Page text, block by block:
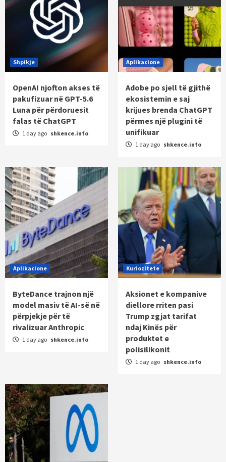
Shpikje
OpenAI njofton akses të
pakufizuar në GPT-5.6
Luna për përdoruesit
falas të ChatGPT
1 day ago shkence.info
Aplikacione
Adobe po sjell të gjithë
ekosistemin e saj
krijues brenda ChatGPT
përmes një plugini të
unifikuar
1 day ago shkence.info
Aplikacione
ByteDance trajnon një
model masiv të AI-së në
përpjekje për të
rivalizuar Anthropic
1 day ago shkence.info
Kuriozitete
Aksionet e kompanive
diellore rriten pasi
Trump zgjat tarifat
ndaj Kinës për
produktet e
polisilikonit
1 day ago shkence.info